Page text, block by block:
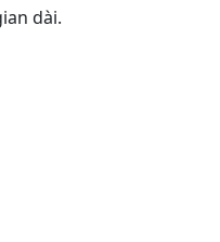
dài.